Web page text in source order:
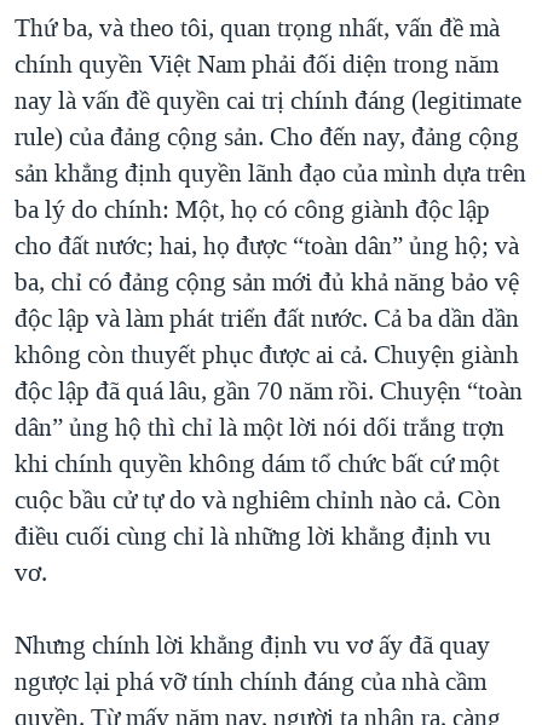
Thứ ba, và theo tôi, quan trọng nhất, vấn đề mà
chính quyền Việt Nam phải đối diện trong năm
nay là vấn đề quyền cai trị chính đáng (legitimate
rule) của đảng cộng sản. Cho đến nay, đảng cộng
sản khẳng định quyền lãnh đạo của mình dựa trên
ba lý do chính: Một, họ có công giành độc lập
cho đất nước; hai, họ được “toàn dân” ủng hộ; và
ba, chỉ có đảng cộng sản mới đủ khả năng bảo vệ
độc lập và làm phát triển đất nước. Cả ba dần dần
không còn thuyết phục được ai cả. Chuyện giành
độc lập đã quá lâu, gần 70 năm rồi. Chuyện “toàn
dân” ủng hộ thì chỉ là một lời nói dối trắng trợn
khi chính quyền không dám tổ chức bất cứ một
cuộc bầu cử tự do và nghiêm chỉnh nào cả. Còn
điều cuối cùng chỉ là những lời khẳng định vu
vơ.
Nhưng chính lời khẳng định vu vơ ấy đã quay
ngược lại phá vỡ tính chính đáng của nhà cầm
quyền. Từ mấy năm nay, người ta nhận ra, càng